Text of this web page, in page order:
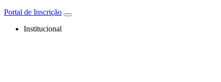
Portal de Inscrição
Institucional